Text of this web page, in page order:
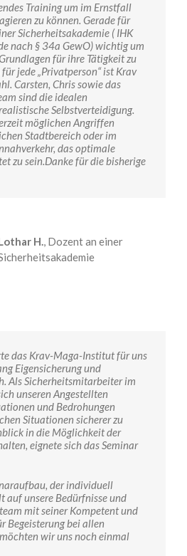
Training um im Ernstfall
zu können. Gerade für
Sicherheitsakademie ( IHK
nach § 34a GewO) wichtig um
für ihre Tätigkeit zu
jede „Privatperson“ ist Krav
Carsten, Chris sowie das
sind die idealen
Selbstverteidigung.
möglichen Angriffen
Stadtbereich oder im
das optimale
zu sein.Danke für die bisherige
H., Dozent an einer
das Krav-Maga-Institut für uns
Eigensicherung und
Als Sicherheitsmitarbeiter im
unseren Angestellten
und Bedrohungen
Situationen sicherer zu
in die Möglichkeit der
eignete sich das Seminar
der individuell
auf unsere Bedürfnisse und
mit seiner Kompetent und
Begeisterung bei allen
wir uns noch einmal